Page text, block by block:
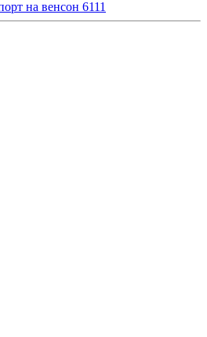
на венсон 6111